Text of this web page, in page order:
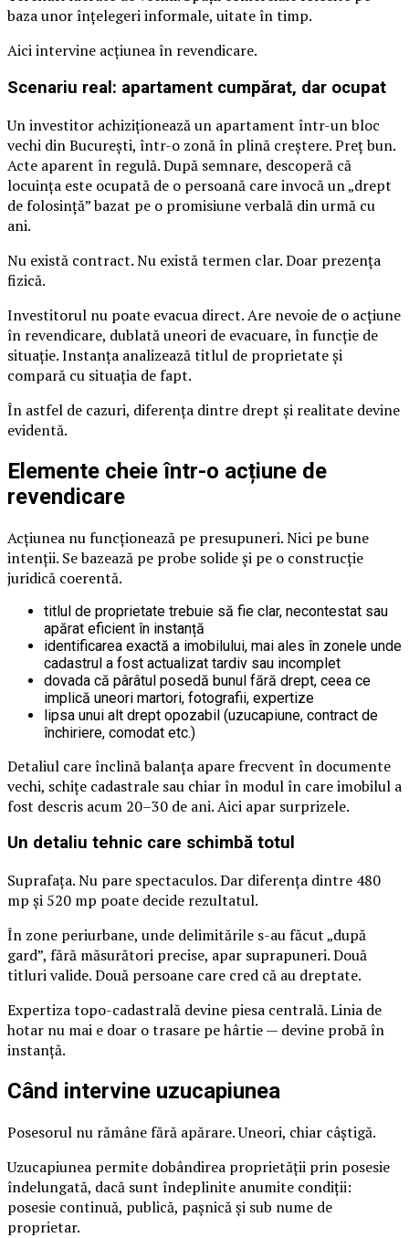
baza unor înțelegeri informale, uitate în timp.
Aici intervine acțiunea în revendicare.
Scenariu real: apartament cumpărat, dar ocupat
Un investitor achiziționează un apartament într-un bloc
vechi din București, într-o zonă în plină creștere. Preț bun.
Acte aparent în regulă. După semnare, descoperă că
locuința este ocupată de o persoană care invocă un „drept
de folosință” bazat pe o promisiune verbală din urmă cu
ani.
Nu există contract. Nu există termen clar. Doar prezența
fizică.
Investitorul nu poate evacua direct. Are nevoie de o acțiune
în revendicare, dublată uneori de evacuare, în funcție de
situație. Instanța analizează titlul de proprietate și
compară cu situația de fapt.
În astfel de cazuri, diferența dintre drept și realitate devine
evidentă.
Elemente cheie într-o acțiune de
revendicare
Acțiunea nu funcționează pe presupuneri. Nici pe bune
intenții. Se bazează pe probe solide și pe o construcție
juridică coerentă.
titlul de proprietate trebuie să fie clar, necontestat sau
apărat eficient în instanță
identificarea exactă a imobilului, mai ales în zonele unde
cadastrul a fost actualizat tardiv sau incomplet
dovada că pârâtul posedă bunul fără drept, ceea ce
implică uneori martori, fotografii, expertize
lipsa unui alt drept opozabil (uzucapiune, contract de
închiriere, comodat etc.)
Detaliul care înclină balanța apare frecvent în documente
vechi, schițe cadastrale sau chiar în modul în care imobilul a
fost descris acum 20–30 de ani. Aici apar surprizele.
Un detaliu tehnic care schimbă totul
Suprafața. Nu pare spectaculos. Dar diferența dintre 480
mp și 520 mp poate decide rezultatul.
În zone periurbane, unde delimitările s-au făcut „după
gard”, fără măsurători precise, apar suprapuneri. Două
titluri valide. Două persoane care cred că au dreptate.
Expertiza topo-cadastrală devine piesa centrală. Linia de
hotar nu mai e doar o trasare pe hârtie — devine probă în
instanță.
Când intervine uzucapiunea
Posesorul nu rămâne fără apărare. Uneori, chiar câștigă.
Uzucapiunea permite dobândirea proprietății prin posesie
îndelungată, dacă sunt îndeplinite anumite condiții:
posesie continuă, publică, pașnică și sub nume de
proprietar.